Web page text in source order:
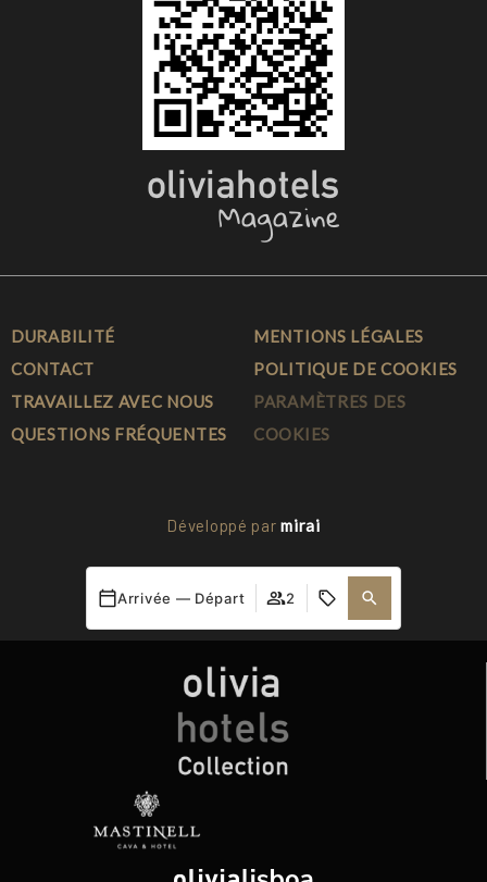
Arrivée — Départ 2
DURABILITÉ
CONTACT
TRAVAILLEZ AVEC NOUS
QUESTIONS FRÉQUENTES
MENTIONS LÉGALES
POLITIQUE DE COOKIES
PARAMÈTRES DES
COOKIES
Développé parmirai
Ma réservation